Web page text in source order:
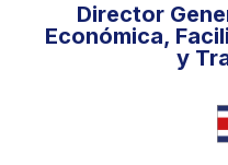
Director
Económica,
y